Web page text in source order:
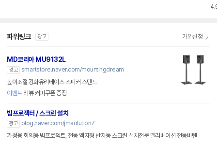
파워링크 광고 가입신청
MD코리아 MU9132L
광고 smartstore.naver.com/mountingdream
높이조절 강화유리베이스 스피커 스탠드
이벤트리뷰 커피쿠폰 증정
빔프로젝터 / 스크린 설치
광고
blog.naver.com/jmsolution7
가정용 회의용 빔프로젝트, 전동 액자형 반자동 스크린 설치전문 엘리베이션 전동바텐